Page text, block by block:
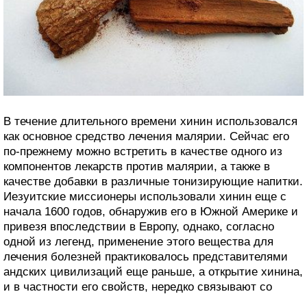
В течение длительного времени хинин использовался
как основное средство лечения малярии. Сейчас его
по-прежнему можно встретить в качестве одного из
компонентов лекарств против малярии, а также в
качестве добавки в различные тонизирующие напитки.
Иезуитские миссионеры использовали хинин еще с
начала 1600 годов, обнаружив его в Южной Америке и
привезя впоследствии в Европу, однако, согласно
одной из легенд, применение этого вещества для
лечения болезней практиковалось представителями
андских цивилизаций еще раньше, а открытие хинина,
и в частности его свойств, нередко связывают со